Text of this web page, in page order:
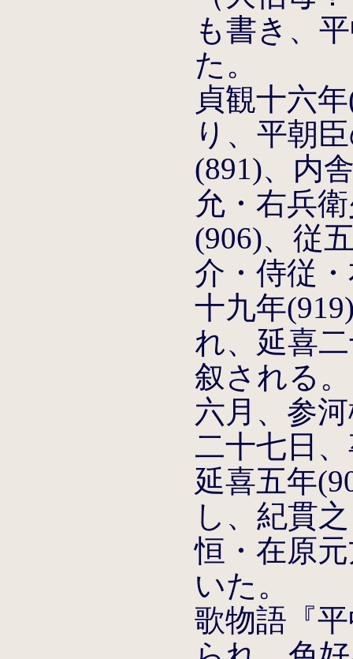
も書き、
た。
貞観十六
り、平朝
(891)、内
允・右兵
(906)、従
介・侍従
十九年
れ、延喜
叙される
六月、参
二十七日
延喜五年
し、紀貫
恒・在原
いた。
歌物語『